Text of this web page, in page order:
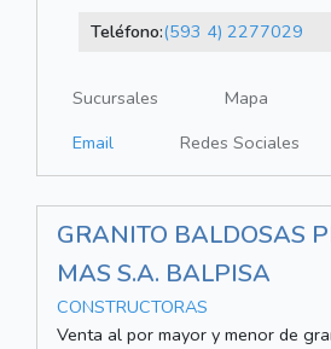
Teléfono:(593 4) 2277029
Sucursales Mapa
Email
Redes Sociales
GRANITO BALDOSAS
MAS S.A. BALPISA
CONSTRUCTORAS
Venta al por mayor y menor de